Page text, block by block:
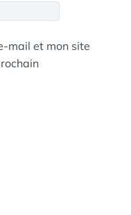
mail et mon site